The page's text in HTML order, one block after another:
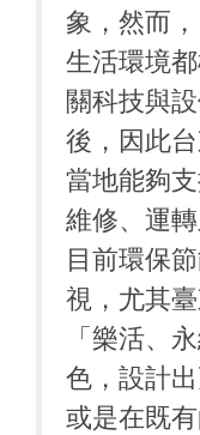
象，然而
生活環境
關科技與
後，因此
當地能夠
維修、運
目前環保
視，尤其
「樂活、
色，設計
或是在既